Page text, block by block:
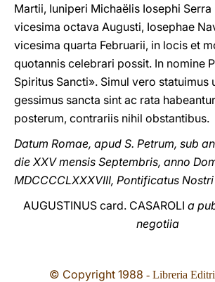
Martii, Iuniperi Michaëlis Iosephi Serra
vicesima octava Augusti, Iosephae
vicesima quarta Februarii, in locis et
quotannis celebrari possit. In nomine
Spiritus Sancti». Simul vero statuimus
gessimus sancta sint ac rata
posterum, contrariis nihil obstantibus.
Datum Romae, apud S. Petrum, sub
die XXV mensis Septembris, anno
MDCCCCLXXXVIII, Pontificatus
AUGUSTINUS card. CASAROLI a
negotiia
© Copyright 1988 - Libreria